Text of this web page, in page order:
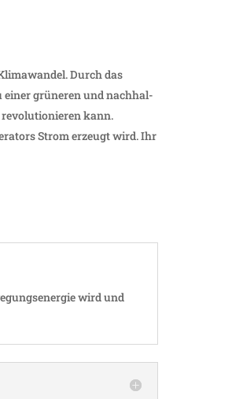
Durch das
einer grüneren und nach­hal­
kann.
Strom erzeugt wird. Ihr
wird und